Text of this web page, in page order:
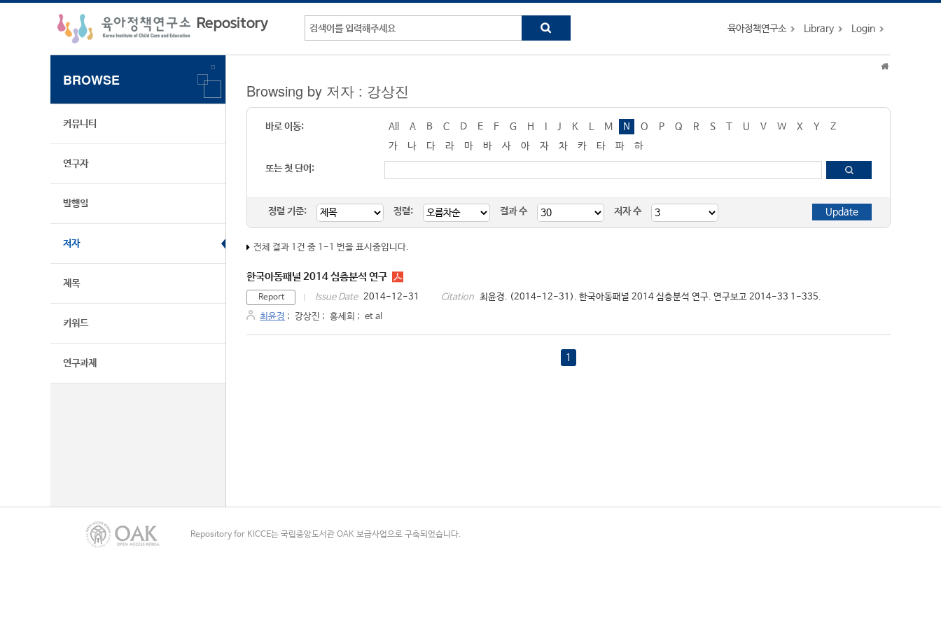
육아정책연구소 Library Login
BROWSE
커뮤니티
연구자
발행일
저자
제목
키워드
연구과제
Browsing by 저자 : 강상진
바로 이동: All A B C D E F G H J K M N O P Q R S T U V W X Y
Z
가
나 다 라 마 바 사 아 자 차 카 타 파
하
또는 첫 단어:
정렬 기준: 정렬: 결과 수 저자 수
전체 결과 1건 중 1-1 번을 표시중입니다.
한국아동패널 2014 심층분석 연구
Report Issue Date 2014-12-31 Citation 최윤경. (2014-12-31). 한국아동패널 2014 심층분석 연구. 연구보고 2014-33 1-335.
최윤경 ; 강상진 ; 홍세희 ; et al
1
Repository for KICCE는 국립중앙도서관 OAK 보급사업으로 구축되었습니다.